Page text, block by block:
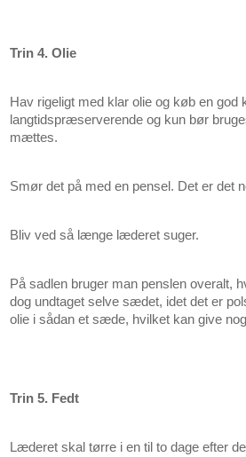
Trin 4. Olie
Hav rigeligt med klar olie og køb en
langtidspræserverende og kun bør
mættes.
Smør det på med en pensel. Det er det
Bliv ved så længe læderet suger.
På sadlen bruger man penslen overalt,
dog undtaget selve sædet, idet det er
olie i sådan et sæde, hvilket kan give
Trin 5. Fedt
Læderet skal tørre i en til to dage efter